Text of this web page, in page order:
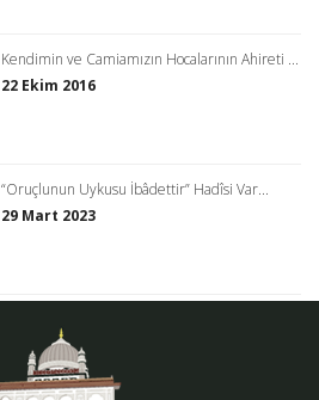
Kendimin ve Camiamızın Hocalarının Ahireti ...
22 Ekim 2016
“Oruçlunun Uykusu İbâdettir” Hadîsi Var...
29 Mart 2023